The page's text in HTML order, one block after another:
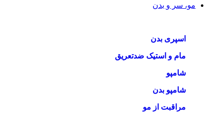
مو، سر و بدن
اسپری بدن
مام و استیک ضدتعریق
شامپو
شامپو بدن
مراقبت از مو